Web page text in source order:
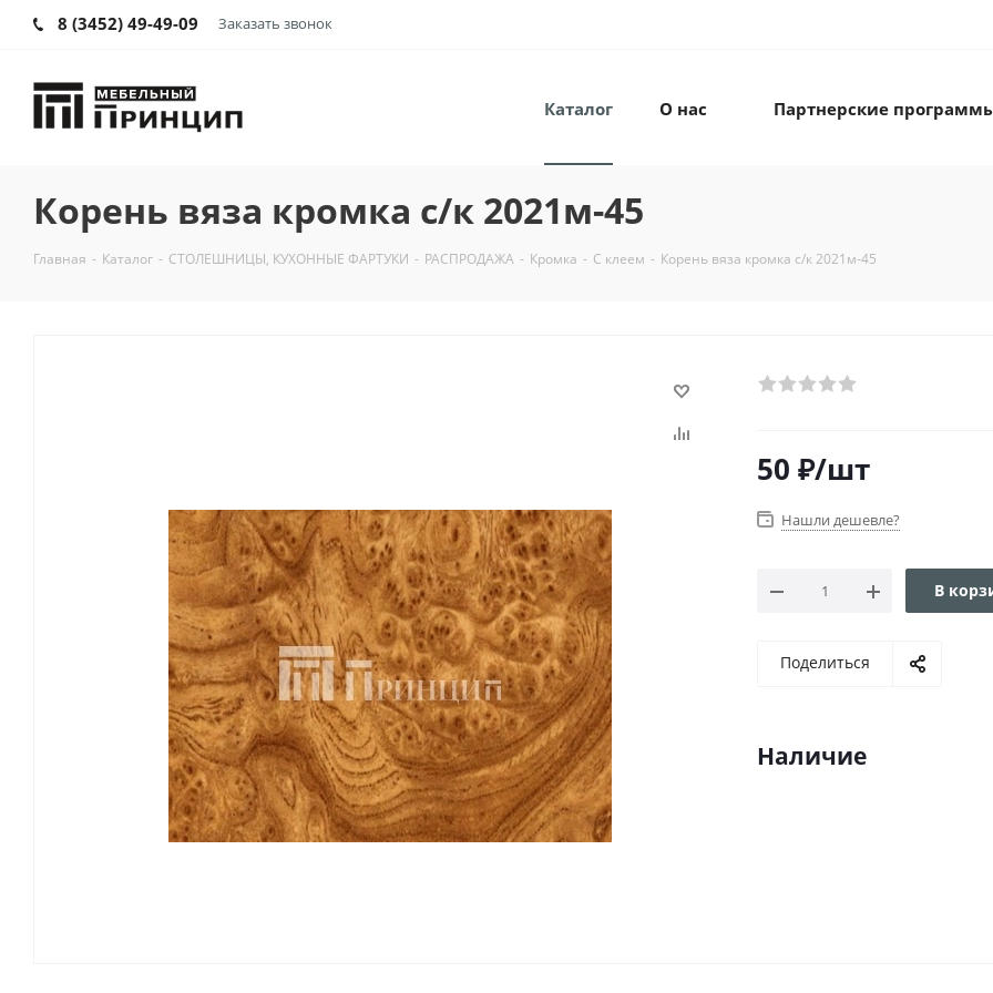
8 (3452) 49-49-09 Заказать звонок
Каталог О нас Партнерские
Корень вяза кромка с/к 2021м-45
Главная - Каталог - СТОЛЕШНИЦЫ, КУХОННЫЕ ФАРТУКИ - РАСПРОДАЖА - Кромка - С клеем - Корень вяза кромка с/к 2021м-45
50 ₽/шт
Нашли дешевле?
В
Поделиться
Наличие